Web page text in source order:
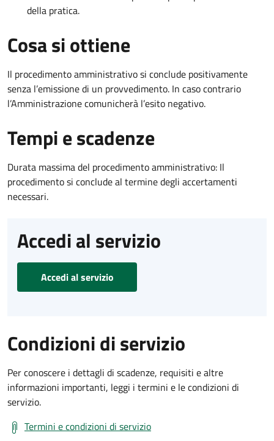
della pratica.
Cosa si ottiene
Il procedimento amministrativo si conclude positivamente
senza l’emissione di un provvedimento. In caso contrario
l’Amministrazione comunicherà l’esito negativo.
Tempi e scadenze
Durata massima del procedimento amministrativo: Il
procedimento si conclude al termine degli accertamenti
necessari.
Accedi al servizio
Accedi al servizio
Condizioni di servizio
Per conoscere i dettagli di scadenze, requisiti e altre
informazioni importanti, leggi i termini e le condizioni di
servizio.
Termini e condizioni di servizio